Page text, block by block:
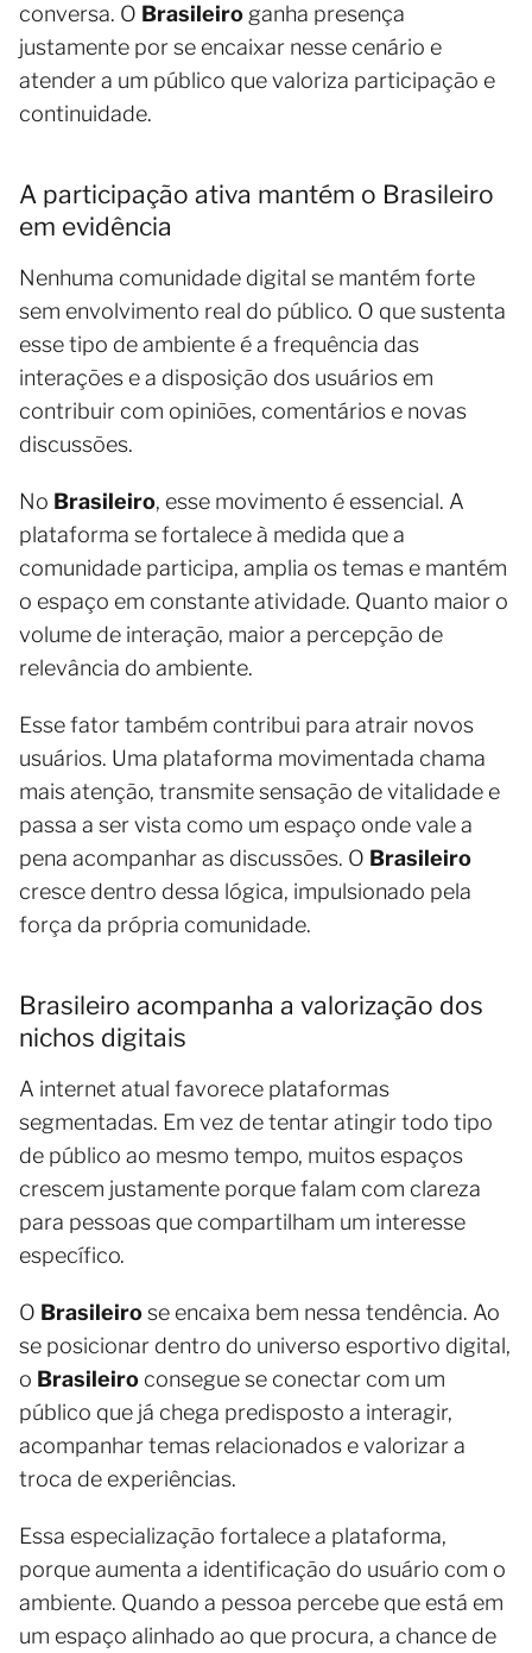
conversa. O Brasileiroganha presença
justamente por se encaixar nesse cenário e
atender a um público que valoriza participação e
continuidade.
A participação ativa mantém o Brasileiro
em evidência
Nenhuma comunidade digital se mantém forte
sem envolvimento real do público. O que sustenta
esse tipo de ambiente é a frequência das
interações e a disposição dos usuários em
contribuir com opiniões, comentários e novas
discussões.
No Brasileiro, esse movimento é essencial. A
plataforma se fortalece à medida que a
comunidade participa, amplia os temas e mantém
o espaço em constante atividade. Quanto maior o
volume de interação, maior a percepção de
relevância do ambiente.
Esse fator também contribui para atrair novos
usuários. Uma plataforma movimentada chama
mais atenção, transmite sensação de vitalidade e
passa a ser vista como um espaço onde vale a
pena acompanhar as discussões. O Brasileiro
cresce dentro dessa lógica, impulsionado pela
força da própria comunidade.
Brasileiro acompanha a valorização dos
nichos digitais
A internet atual favorece plataformas
segmentadas. Em vez de tentar atingir todo tipo
de público ao mesmo tempo, muitos espaços
crescem justamente porque falam com clareza
para pessoas que compartilham um interesse
específico.
O Brasileirose encaixa bem nessa tendência. Ao
se posicionar dentro do universo esportivo digital,
o Brasileiro consegue se conectar com um
público que já chega predisposto a interagir,
acompanhar temas relacionados e valorizar a
troca de experiências.
Essa especialização fortalece a plataforma,
porque aumenta a identificação do usuário com o
ambiente. Quando a pessoa percebe que está em
um espaço alinhado ao que procura, a chance de